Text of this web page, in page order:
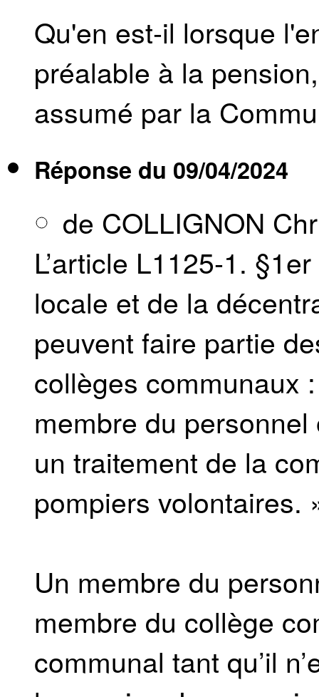
Qu'en est-il lorsque
préalable à la
assumé par la
Réponse du 09/04/2024
de COLLIGNON
L’article L1125-1.
locale et de la
peuvent faire partie
collèges communaux
membre du
un traitement de la
pompiers volontaires.
Un membre du
membre du collège
communal tant qu’il